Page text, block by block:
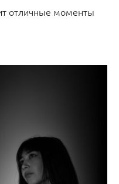
отличные моменты